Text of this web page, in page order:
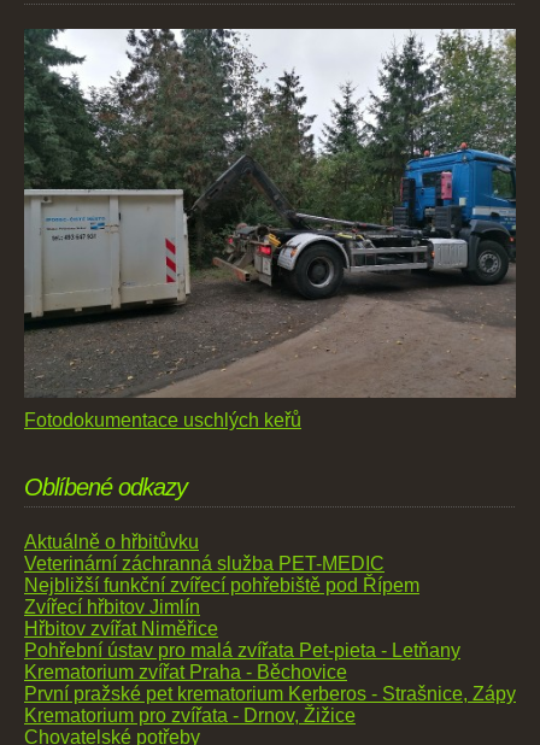
Fotodokumentace uschlých keřů
Oblíbené odkazy
Aktuálně o hřbitůvku
Veterinární záchranná služba PET-MEDIC
Nejbližší funkční zvířecí pohřebiště pod Řípem
Zvířecí hřbitov Jimlín
Hřbitov zvířat Niměřice
Pohřební ústav pro malá zvířata Pet-pieta - Letňany
Krematorium zvířat Praha - Běchovice
První pražské pet krematorium Kerberos - Strašnice, Zápy
Krematorium pro zvířata - Drnov, Žižice
Chovatelské potřeby